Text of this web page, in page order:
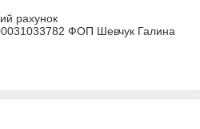
рахунок
ФОП Шевчук Галина